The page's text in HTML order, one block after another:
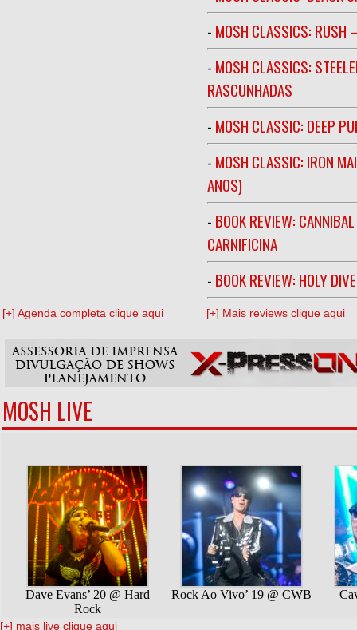
- MOSH CLASSICS: RUSH
- MOSH CLASSICS:
RASCUNHADAS
- MOSH CLASSIC: DEEP
- MOSH CLASSIC: IRON
ANOS)
- BOOK REVIEW:
CARNIFICINA
- BOOK REVIEW: HOLY
[+] Agenda completa clique aqui [+] Mais reviews clique aqui
MOSH LIVE
[+] mais live clique aqui